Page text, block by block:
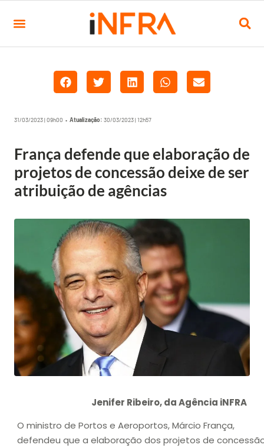
31/03/2023 | 09h00 • Atualização: 30/03/2023 | 12h57
França defende que elaboração de
projetos de concessão deixe de ser
atribuição de agências
Jenifer Ribeiro, da Agência iNFRA
O ministro de Portos e Aeroportos, Márcio França,
defendeu que a elaboração dos projetos de